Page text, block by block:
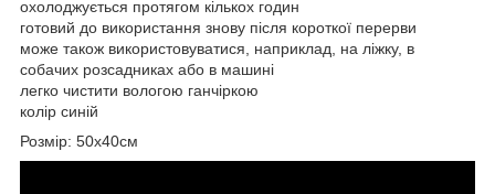
охолоджується протягом кількох годин
готовий до використання знову після короткої перерви
може також використовуватися, наприклад, на ліжку, в
собачих розсадниках або в машині
легко чистити вологою ганчіркою
колір синій
Розмір: 50х40см